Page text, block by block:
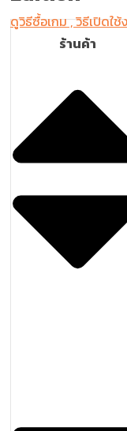
ดูวิธีซื้อเกม , วิธีเปิดใช้
ร้านค้า